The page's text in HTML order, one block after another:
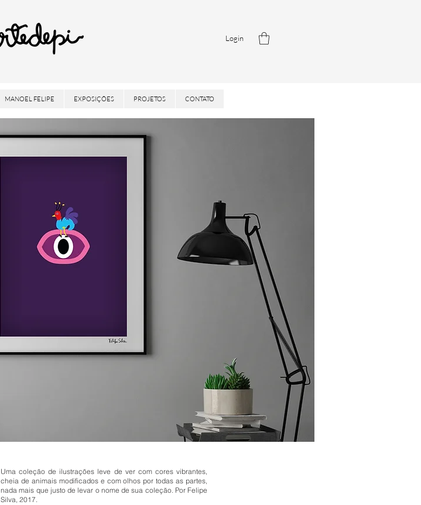
Login
MANOEL FELIPE EXPOSIÇÕES PROJETOS CONTATO
Uma coleção de ilustrações leve de ver com cores vibrantes,
cheia de animais modificados e com olhos por todas as partes,
nada mais que justo de levar o nome de sua coleção. Por Felipe
Silva, 2017.